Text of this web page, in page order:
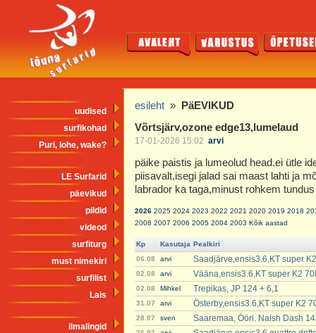
uudised
surfikohad
Puri, lohe, wake?
LE Surfarid
päevikud
pildid
videod
surfiturg
must nimekiri
surfilist
Lais
ilmalingid
esileht »
PäEVIKUD
Võrtsjärv,ozone edge13,lumelaud
17-01-2026 15:02 arvi
päike paistis ja lumeolud head.ei ütle
piisavalt,isegi jalad sai maast lahti ja
labrador ka taga,minust rohkem
2026 2025 2024 2023 2022 2021 2020 2019 2018
2008 2007 2006 2005 2004 2003 Kõik aastad
Kp Kasutaja Pealkiri
06.08
arvi Saadjärve,ensis3.6,KT super
02.08 arvi Vääna,ensis3.6,KT super K2
02.08 Mihkel Trepikas, JP 124 + 6,1
31.07 arvi Österby,ensis3.6,KT super K2
28.07 sven Saaremaa, Ööri. Naish Dash